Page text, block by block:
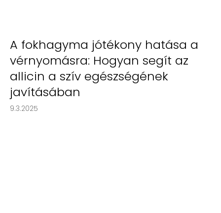
A fokhagyma jótékony hatása a
vérnyomásra: Hogyan segít az
allicin a szív egészségének
javításában
9.3.2025